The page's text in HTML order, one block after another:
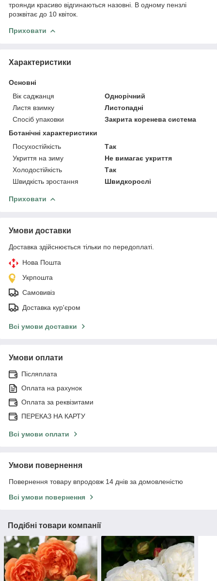
троянди красиво відгинаються назовні. В одному пензлі
розквітає до 10 квіток.
Приховати
Характеристики
Основні
Вік саджанця
Однорічний
Листя взимку
Листопадні
Спосіб упаковки
Закрита коренева система
Ботанічні характеристики
Посухостійкість
Так
Укриття на зиму
Не вимагає укриття
Холодостійкість
Так
Швидкість зростання
Швидкорослі
Приховати
Умови доставки
Доставка здійснюється тільки по передоплаті.
Нова Пошта
Укрпошта
Самовивіз
Доставка кур'єром
Всі умови доставки
Умови оплати
Післяплата
Оплата на рахунок
Оплата за реквізитами
ПЕРЕКАЗ НА КАРТУ
Всі умови оплати
Умови повернення
Повернення товару впродовж 14 днів за домовленістю
Всі умови повернення
Подібні товари компанії